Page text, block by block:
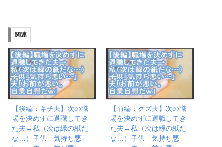
み
中…
関連
【後編：キチ夫】次の職
場を決めずに退職してき
た夫→私（次は緑の紙だ
な…）子供「気持ち悪
【前編：クズ夫】次の職
場を決めずに退職してき
た夫→私（次は緑の紙だ
な…）子供「気持ち悪